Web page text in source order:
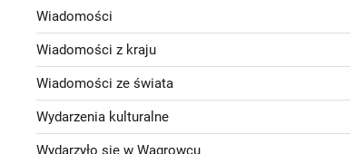
Wiadomości
Wiadomości z kraju
Wiadomości ze świata
Wydarzenia kulturalne
Wydarzyło się w Wągrowcu